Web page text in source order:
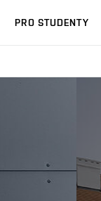
PRO STUDENTY